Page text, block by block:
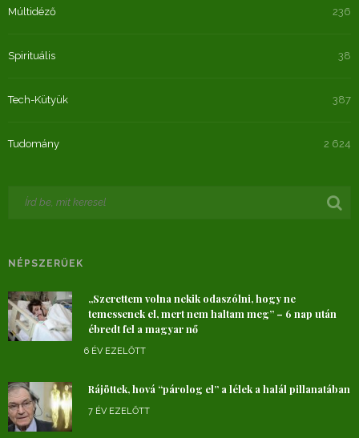
Múltidéző 236
Spirituális 38
Tech-Kütyük 387
Tudomány 2 624
NÉPSZERŰEK
„Szerettem volna nekik odaszólni, hogy ne
temessenek el, mert nem haltam meg” – 6 nap után
ébredt fel a magyar nő
6 ÉV EZELŐTT
Rájöttek, hová “párolog el” a lélek a halál pillanatában
7 ÉV EZELŐTT